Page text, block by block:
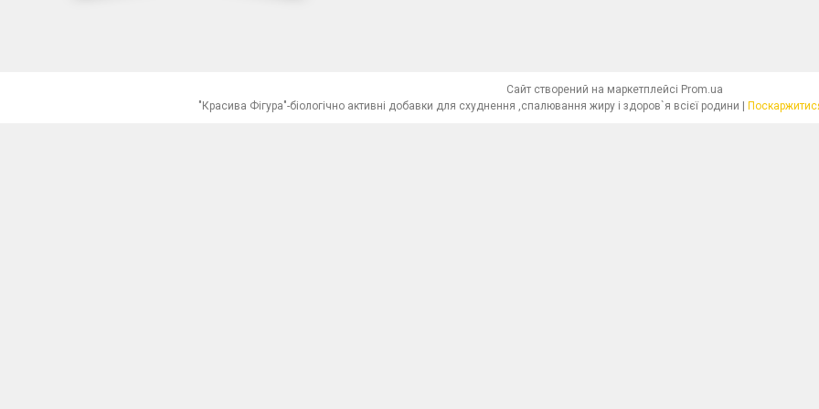
Сайт створений на маркетплейсі Prom.ua
"Красива Фігура"-біологічно активні добавки для схуднення ,спалювання жиру і здоров`я всієї родини |